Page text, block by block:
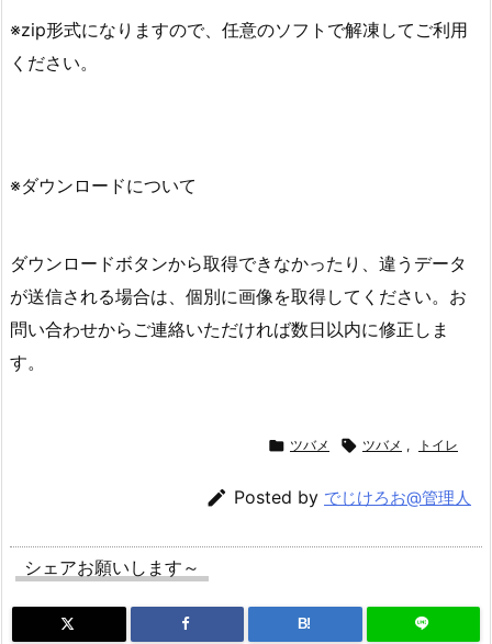
※zip形式になりますので、任意のソフトで解凍してご利用
ください。
※ダウンロードについて
ダウンロードボタンから取得できなかったり、違うデータ
が送信される場合は、個別に画像を取得してください。お
問い合わせからご連絡いただければ数日以内に修正しま
す。
 ツバメ  ツバメ , トイレ
 Posted by でじけろお@管理人
シェアお願いします～
B!